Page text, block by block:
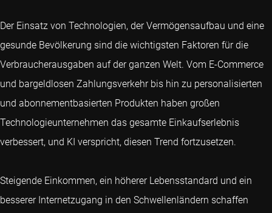
Der Einsatz von Technologien, der Vermögensaufbau und eine
gesunde Bevölkerung sind die wichtigsten Faktoren für die
Verbraucherausgaben auf der ganzen Welt. Vom E-Commerce
und bargeldlosen Zahlungsverkehr bis hin zu personalisierten
und abonnementbasierten Produkten haben großen
Technologieunternehmen das gesamte Einkaufserlebnis
verbessert, und KI verspricht, diesen Trend fortzusetzen.
Steigende Einkommen, ein höherer Lebensstandard und ein
besserer Internetzugang in den Schwellenländern schaffen